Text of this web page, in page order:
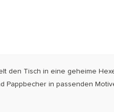
den Tisch in eine geheime
in passenden